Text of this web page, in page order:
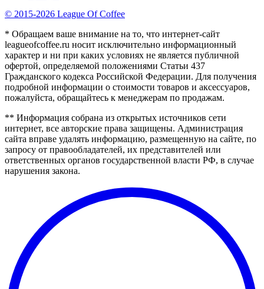
© 2015-2026 League Of Coffee
* Обращаем ваше внимание на то, что интернет-сайт
leagueofcoffee.ru носит исключительно информационный
характер и ни при каких условиях не является публичной
офертой, определяемой положениями Статьи 437
Гражданского кодекса Российской Федерации. Для получения
подробной информации о стоимости товаров и аксессуаров,
пожалуйста, обращайтесь к менеджерам по продажам.
** Информация собрана из открытых источников сети
интернет, все авторские права защищены. Администрация
сайта вправе удалять информацию, размещенную на сайте, по
запросу от правообладателей, их представителей или
ответственных органов государственной власти РФ, в случае
нарушения закона.